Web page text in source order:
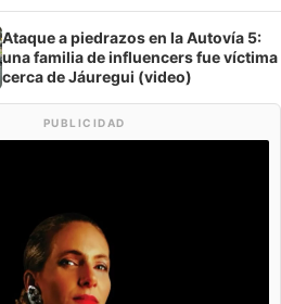
Ataque a piedrazos en la Autovía 5:
una familia de influencers fue víctima
cerca de Jáuregui (video)
PUBLICIDAD